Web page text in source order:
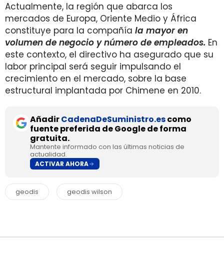
Actualmente, la región que abarca los
mercados de Europa, Oriente Medio y África
constituye para la compañía la mayor en
volumen de negocio y número de empleados. En
este contexto, el directivo ha asegurado que su
labor principal será seguir impulsando el
crecimiento en el mercado, sobre la base
estructural implantada por Chimene en 2010.
AñadirCadenaDeSuministro.escomo
fuente preferida de Google de forma
gratuita.
Mantente informado con las últimas noticias de
actualidad.
ACTIVAR AHORA
geodis geodis wilson